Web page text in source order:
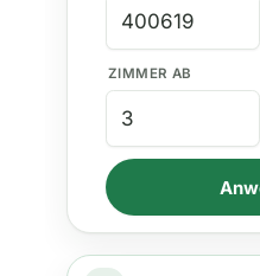
ZIMMER AB